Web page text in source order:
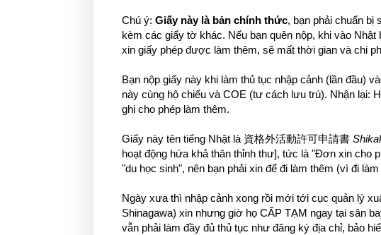
Chú ý: Giấy này là bản chính thức, bạn phải chuẩn bị
kèm các giấy tờ khác. Nếu bạn quên nộp, khi vào
xin giấy phép được làm thêm, sẽ mất thời gian và chi
Bạn nộp giấy này khi làm thủ tục nhập cảnh (lần đầu)
này cùng hộ chiếu và COE (tư cách lưu trú). Nhận lại:
ghi cho phép làm thêm.
Giấy này tên tiếng Nhật là 資格外活動許可申請書
hoạt động hứa khả thân thỉnh thư], tức là "Đơn xin cho
"du học sinh", nên bạn phải xin để đi làm thêm (vì đi
Ngày xưa thì nhập cảnh xong rồi mới tới cục quản lý
Shinagawa) xin nhưng giờ họ CẤP TẠM ngay tại sân
vẫn phải làm đầy đủ thủ tục như đăng ký địa chỉ, bảo